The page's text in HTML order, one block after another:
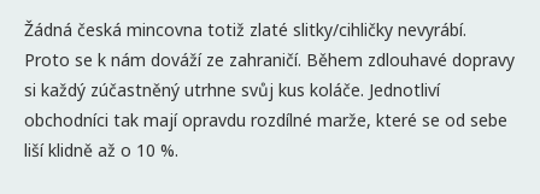
Žádná česká mincovna totiž zlaté slitky/cihličky nevyrábí.
Proto se k nám dováží ze zahraničí. Během zdlouhavé dopravy
si každý zúčastněný utrhne svůj kus koláče. Jednotliví
obchodníci tak mají opravdu rozdílné marže, které se od sebe
liší klidně až o 10 %.